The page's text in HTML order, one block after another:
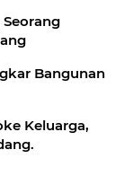
Bangunan
Keluarga,